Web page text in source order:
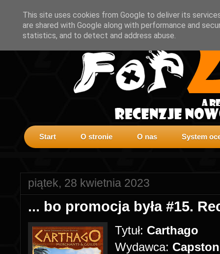
Start O stronie O nas System
piątek, 28 kwietnia 2023
... bo promocja była #15.
Tytuł: Carthago
Wydawca:
This site uses cookies from Google to deliver its
are shared with Google along with performance and
statistics, and to detect and address abuse.